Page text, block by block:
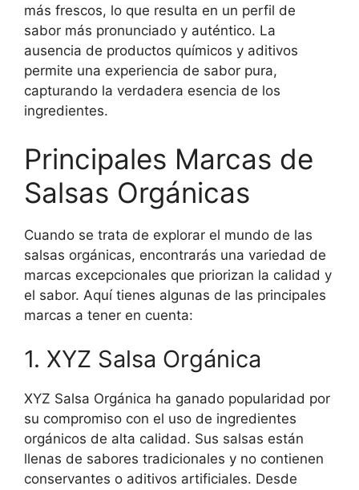
más frescos, lo que resulta en un perfil de
sabor más pronunciado y auténtico. La
ausencia de productos químicos y aditivos
permite una experiencia de sabor pura,
capturando la verdadera esencia de los
ingredientes.
Principales Marcas de
Salsas Orgánicas
Cuando se trata de explorar el mundo de las
salsas orgánicas, encontrarás una variedad de
marcas excepcionales que priorizan la calidad y
el sabor. Aquí tienes algunas de las principales
marcas a tener en cuenta:
1. XYZ Salsa Orgánica
XYZ Salsa Orgánica ha ganado popularidad por
su compromiso con el uso de ingredientes
orgánicos de alta calidad. Sus salsas están
llenas de sabores tradicionales y no contienen
conservantes o aditivos artificiales. Desde